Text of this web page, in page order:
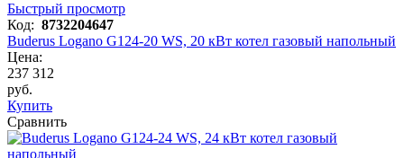
Быстрый просмотр
Код: 8732204647
Buderus Logano G124-20 WS, 20 кВт котел газовый напольный
Цена:
237 312
руб.
Купить
Сравнить